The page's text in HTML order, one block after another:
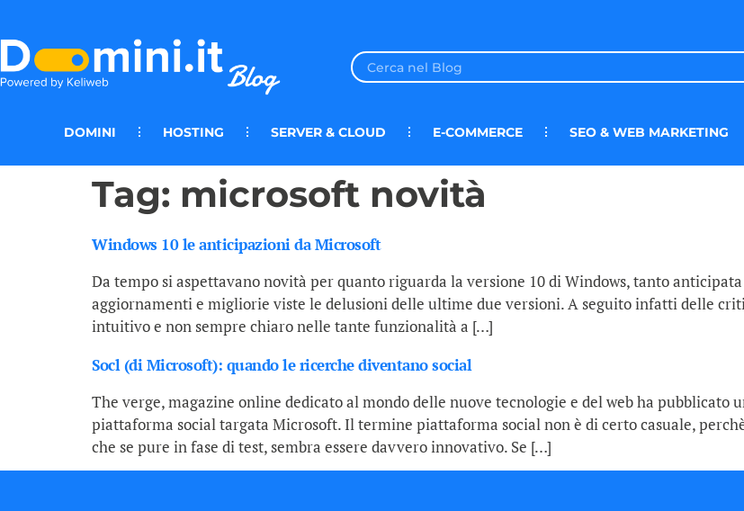
DOMINI HOSTING SERVER & CLOUD E-COMMERCE SEO & WEB MARKETING
Tag: microsoft novità
Windows 10 le anticipazioni da Microsoft
Da tempo si aspettavano novità per quanto riguarda la versione 10 di Windows, tanto
aggiornamenti e migliorie viste le delusioni delle ultime due versioni. A seguito infatti delle
intuitivo e non sempre chiaro nelle tante funzionalità a […]
Socl (di Microsoft): quando le ricerche diventano social
The verge, magazine online dedicato al mondo delle nuove tecnologie e del web ha pubblicato
piattaforma social targata Microsoft. Il termine piattaforma social non è di certo casuale,
che se pure in fase di test, sembra essere davvero innovativo. Se […]